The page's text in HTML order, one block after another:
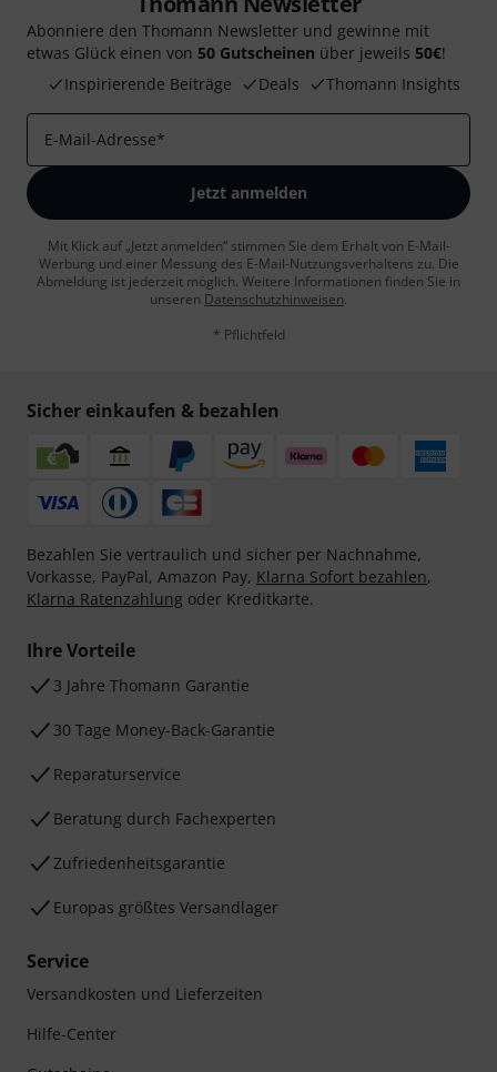
Abonniere den Thomann Newsletter und gewinne mit
etwas Glück einen von 50 Gutscheinen über jeweils 50€!
Inspirierende Beiträge
Deals Thomann Insights
E-Mail-Adresse*
Jetzt anmelden
Mit Klick auf „Jetzt anmelden“ stimmen Sie dem Erhalt von E-Mail-
Werbung und einer Messung des E-Mail-Nutzungsverhaltens zu. Die
Abmeldung ist jederzeit möglich. Weitere Informationen finden Sie in
unseren Datenschutzhinweisen.
* Pflichtfeld
Sicher einkaufen & bezahlen
Bezahlen Sie vertraulich und sicher per Nachnahme,
Vorkasse, PayPal, Amazon Pay, Klarna Sofort bezahlen,
Klarna Ratenzahlung oder Kreditkarte.
Ihre Vorteile
3 Jahre Thomann Garantie
30 Tage Money-Back-Garantie
Reparaturservice
Beratung durch Fachexperten
Zufriedenheitsgarantie
Europas größtes Versandlager
Service
Versandkosten und Lieferzeiten
Hilfe-Center